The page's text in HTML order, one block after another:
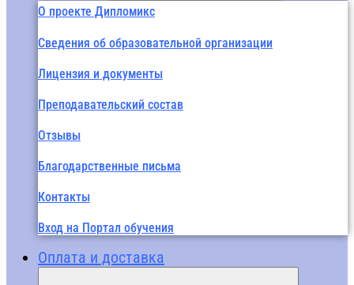
О проекте Дипломикс
Сведения об образовательной организации
Лицензия и документы
Преподавательский состав
Отзывы
Благодарственные письма
Контакты
Вход на Портал обучения
Оплата и доставка